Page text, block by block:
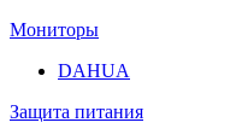
Мониторы
DAHUA
Защита питания